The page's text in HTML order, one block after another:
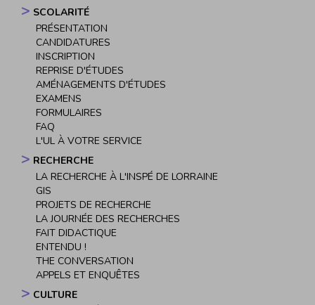
SCOLARITÉ
PRÉSENTATION
CANDIDATURES
INSCRIPTION
REPRISE D'ÉTUDES
AMÉNAGEMENTS D'ÉTUDES
EXAMENS
FORMULAIRES
FAQ
L'UL À VOTRE SERVICE
RECHERCHE
LA RECHERCHE À L'INSPÉ DE LORRAINE
GIS
PROJETS DE RECHERCHE
LA JOURNÉE DES RECHERCHES
FAIT DIDACTIQUE
ENTENDU !
THE CONVERSATION
APPELS ET ENQUÊTES
CULTURE